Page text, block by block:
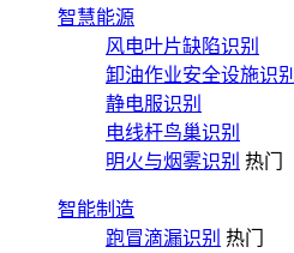
智慧能源
风电叶片缺陷识别
卸油作业安全设施识别
静电服识别
电线杆鸟巢识别
明火与烟雾识别 热门
智能制造
跑冒滴漏识别 热门